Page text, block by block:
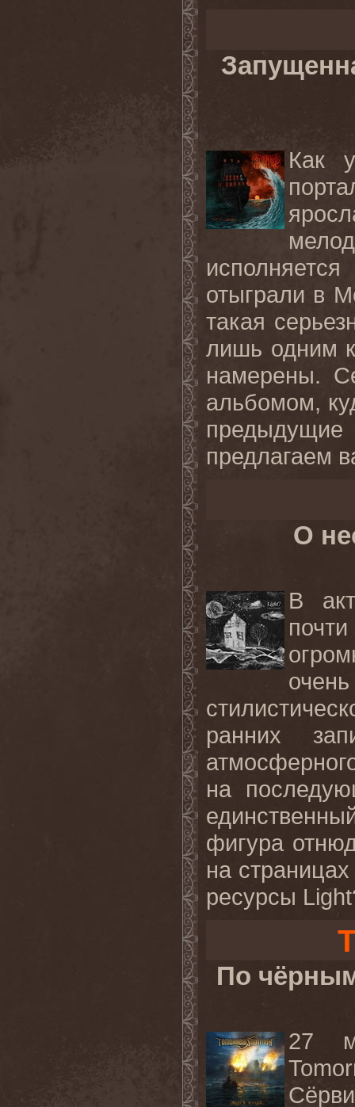
Как
отыграли в
такая
лишь одним
намерены.
альбомом,
предлагаем
О
В
ранних
на
фигура
на
ресурсы
По
27